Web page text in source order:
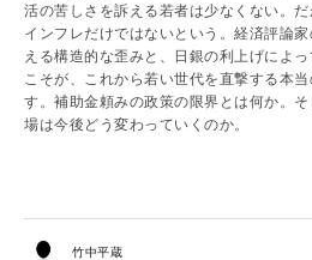
活の苦しさを訴える若者は少なくない。
インフレだけではないという。経済評論
える構造的な歪みと、日銀の利上げによっ
こそが、これから若い世代を直撃する本
す。補助金頼みの政策の限界とは何か。
場は今後どう変わっていくのか。
竹中平蔵